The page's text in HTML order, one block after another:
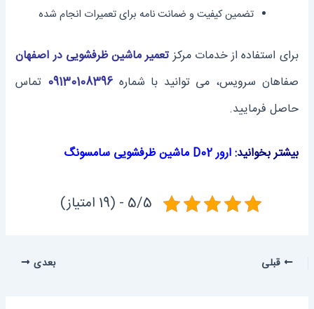
تضمین کیفیت و ضمانت نامه برای تعمیرات انجام شده
برای استفاده از خدمات مرکزتعمیر ماشین ظرفشویی در اصفهان
صفاهان سرویس، می ‌توانید با شماره 09130108396 تماس
حاصل فرمایید.
بیشتر بخوانید: ارور D02 ماشین ظرفشویی سامسونگ
5/5 - (19 امتیاز)
قبلی بعدی